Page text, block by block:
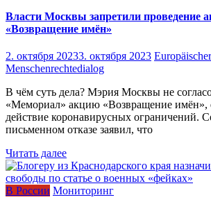
Власти Москвы запретили проведение
«Возвращение имён»
2. октября 20233. октября 2023 Europäischer
Menschenrechtedialog
В чём суть дела? Мэрия Москвы не
«Мемориал» акцию «Возвращение имён»,
действие коронавирусных ограничений.
письменном отказе заявил, что
Читать далее
В России Мониторинг